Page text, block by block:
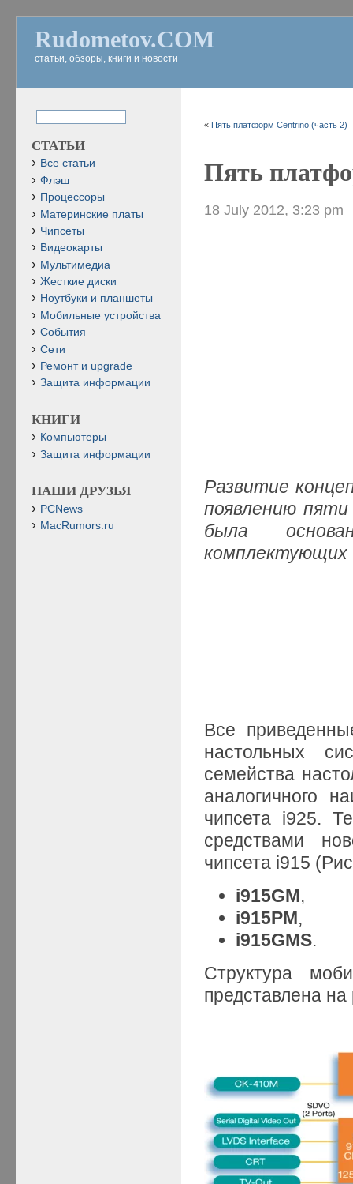
Rudometov.COM
статьи, обзоры, книги и новости
«Пять платформ Centrino (часть 2)
Пять
18 July 2012, 3:23 pm
Развитие
появлению
была
комплектующих
Все
настольных
семейства
аналогичного
чипсета i925.
средствами
чипсета i915
i915GM,
i915PM,
i915GMS.
Структура
представлена на
СТАТЬИ
Все статьи
Флэш
Процессоры
Материнские платы
Чипсеты
Видеокарты
Мультимедиа
Жесткие диски
Ноутбуки и планшеты
Мобильные устройства
События
Сети
Ремонт и upgrade
Защита информации
КНИГИ
Компьютеры
Защита информации
НАШИ ДРУЗЬЯ
PCNews
MacRumors.ru